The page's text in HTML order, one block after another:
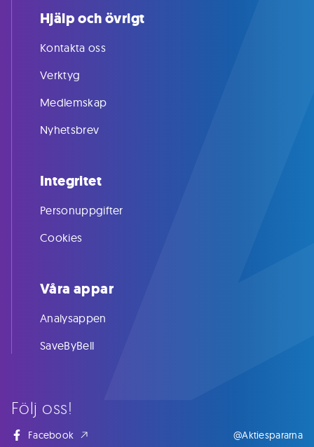
Följ oss!
Facebook @Aktiespararna
Hjälp och övrigt
Kontakta oss
Verktyg
Medlemskap
Nyhetsbrev
Integritet
Personuppgifter
Cookies
Våra appar
Analysappen
SaveByBell